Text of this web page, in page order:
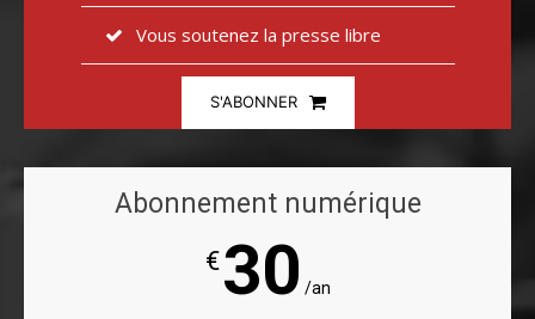
Vous soutenez la presse libre
S'ABONNER
Abonnement numérique
€30 /an